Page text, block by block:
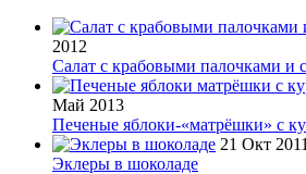
2012
Салат с крабовыми палочками и
Май 2013
Печеные яблоки-«матрёшки» с
21 Окт 2011
Эклеры в шоколаде